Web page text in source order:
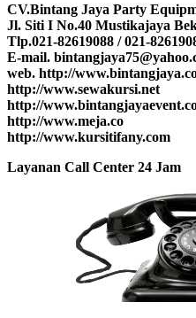
CV.Bintang Jaya Party
Jl. Siti I No.40 Mustikajaya
Tlp.021-82619088 / 021-
E-mail.
web. http://
http://www.sewakursi.net
http://
http://www.meja.co
http://www.kursitifany.com
Layanan Call Center 24 Jam